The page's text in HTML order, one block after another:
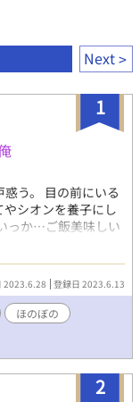
Next
1
う。 目の前にいる
シオンを養子にし
っか…ご飯美味しい
めちゃくちゃ公爵
くのでシリアスのシ
めのキャラがブレる
×のんき転生主人公
2023.6.28 登録日 2023.6.13
ほのぼの
2